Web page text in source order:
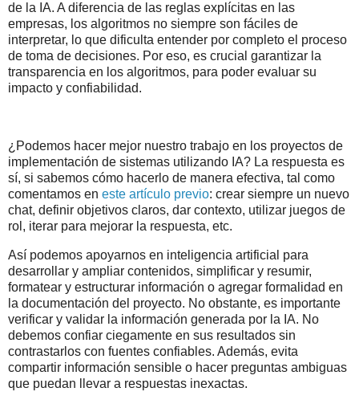
de la IA. A diferencia de las reglas explícitas en las
empresas, los algoritmos no siempre son fáciles de
interpretar, lo que dificulta entender por completo el proceso
de toma de decisiones. Por eso, es crucial garantizar la
transparencia en los algoritmos, para poder evaluar su
impacto y confiabilidad.
¿Podemos hacer mejor nuestro trabajo en los proyectos de
implementación de sistemas utilizando IA? La respuesta es
sí, si sabemos cómo hacerlo de manera efectiva, tal como
comentamos en este artículo previo: crear siempre un nuevo
chat, definir objetivos claros, dar contexto, utilizar juegos de
rol, iterar para mejorar la respuesta, etc.
Así podemos apoyarnos en inteligencia artificial para
desarrollar y ampliar contenidos, simplificar y resumir,
formatear y estructurar información o agregar formalidad en
la documentación del proyecto. No obstante, es importante
verificar y validar la información generada por la IA. No
debemos confiar ciegamente en sus resultados sin
contrastarlos con fuentes confiables. Además, evita
compartir información sensible o hacer preguntas ambiguas
que puedan llevar a respuestas inexactas.